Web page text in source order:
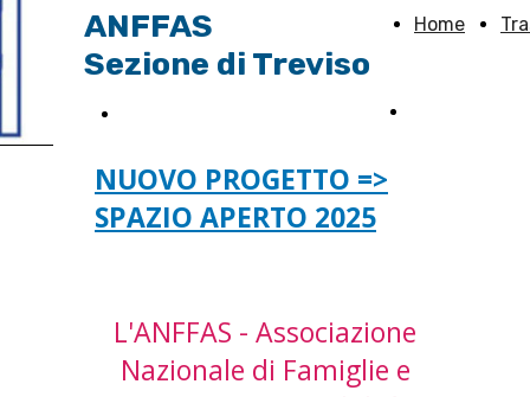
Home
ANFFAS
Sezione di Treviso
NUOVO PROGETTO =>
SPAZIO APERTO 2025
L'ANFFAS - Associazione
Nazionale di Famiglie e